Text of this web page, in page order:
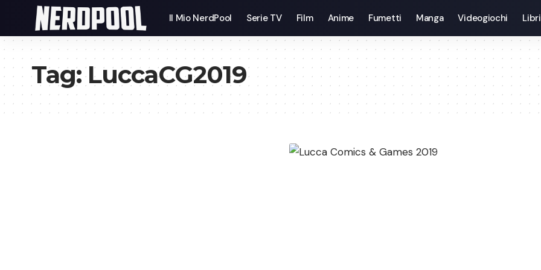
Il Mio NerdPool Serie TV Film Anime Fumetti Manga Videogiochi Libri
Tag:LuccaCG2019